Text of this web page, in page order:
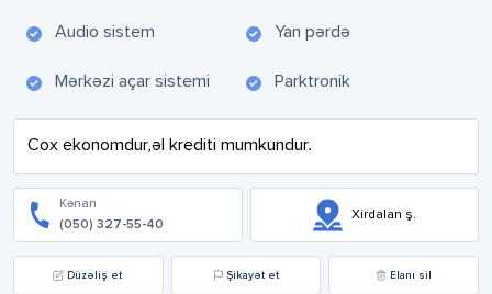
Audio sistem Yan pərdə
Mərkəzi açar sistemi Parktronik
Cox ekonomdur,əl krediti mumkundur.
Kənan
(050) 327-55-40
Xirdalan ş.
Düzəliş et Şikayət et Elanı sil